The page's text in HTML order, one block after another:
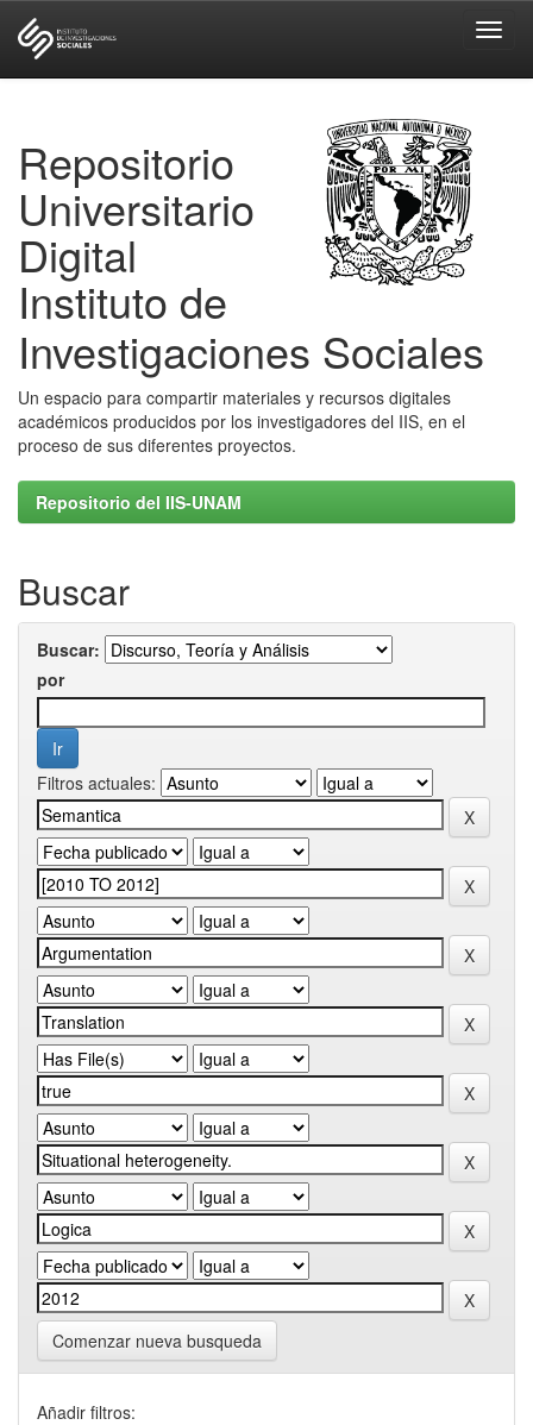
Repositorio
Universitario
Digital
Instituto de
Investigaciones Sociales
Un espacio para compartir materiales y recursos digitales
académicos producidos por los investigadores del IIS, en el
proceso de sus diferentes proyectos.
Repositorio del IIS-UNAM
Buscar
Buscar:
por
Filtros actuales:
Comenzar nueva busqueda
Añadir filtros: